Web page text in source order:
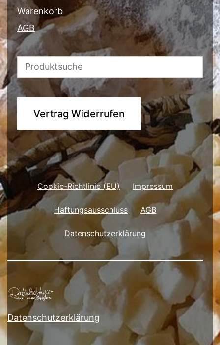
Warenkorb
AGB
Vertrag Widerrufen
Cookie-Richtlinie (EU) Impressum
Haftungsausschluss AGB
Datenschutzerklärung
Datenschutzerklärung